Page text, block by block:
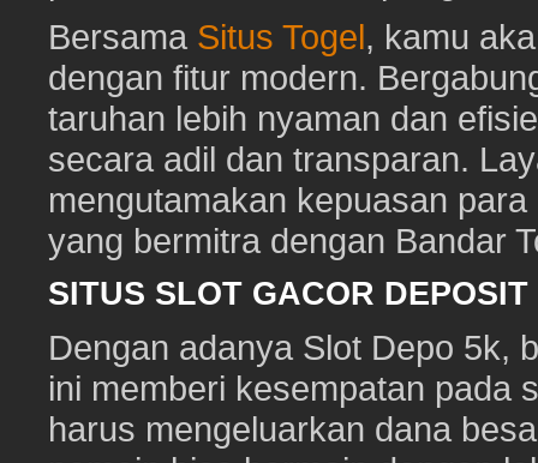
Bersama Situs Togel, kamu
dengan fitur modern.
taruhan lebih nyaman dan
secara adil dan transparan.
mengutamakan kepuasan
yang bermitra dengan Bandar
SITUS SLOT GACOR
Dengan adanya Slot Depo 5k,
ini memberi kesempatan pada
harus mengeluarkan dana